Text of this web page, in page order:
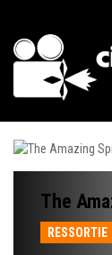
The
RESSORTIE